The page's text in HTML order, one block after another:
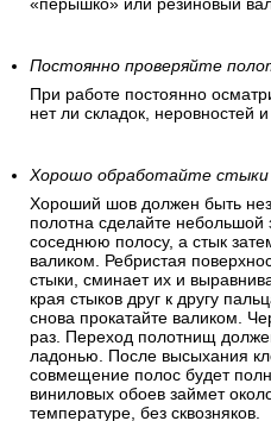
«перышко» или резиновый
Постоянно проверяйте
При работе постоянно
нет ли складок, неровностей
Хорошо обработайте стыки
Хороший шов должен быть
полотна сделайте
соседнюю полосу, а стык
валиком. Ребристая
стыки, сминает их и
края стыков друг к другу
снова прокатайте валиком.
раз. Переход полотнищ
ладонью. После высыхания
совмещение полос будет
виниловых обоев займет
температуре, без сквозняков.